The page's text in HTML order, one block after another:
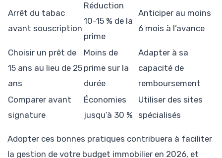
Arrêt du tabac
avant souscription
Réduction
10-15 % de la
prime
Anticiper au moins
6 mois à l’avance
Choisir un prêt de
15 ans au lieu de 25
ans
Moins de
prime sur la
durée
Adapter à sa
capacité de
remboursement
Comparer avant
signature
Économies
jusqu’à 30 %
Utiliser des sites
spécialisés
Adopter ces bonnes pratiques contribuera à faciliter
la gestion de votre budget immobilier en 2026, et